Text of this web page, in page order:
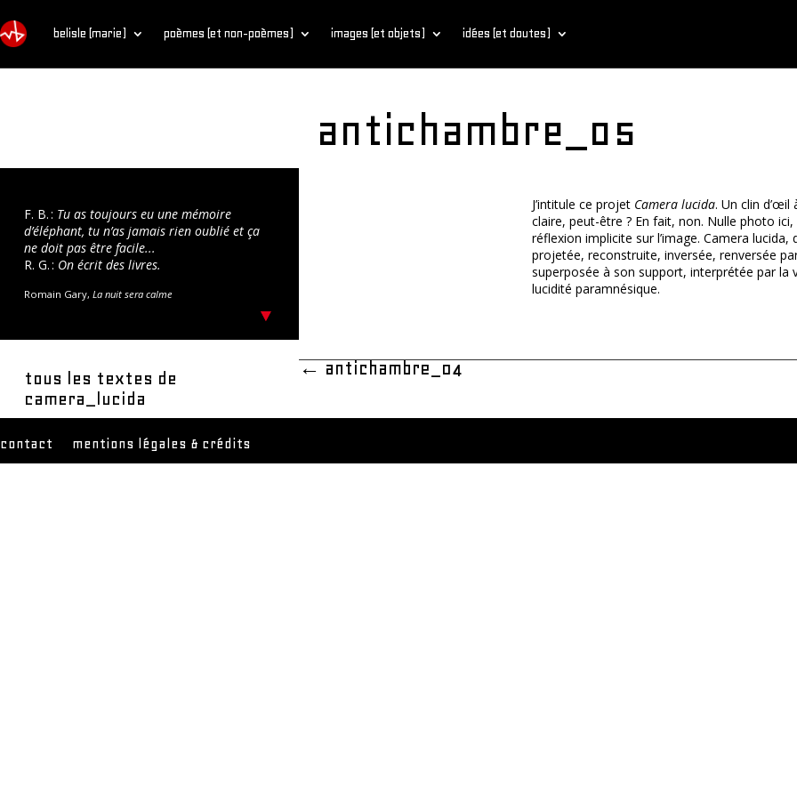
belisle (marie) poèmes (et non-poèmes) images (et objets) idées (et doutes)
F. B. : Tu as toujours eu une mémoire
d’éléphant, tu n’as jamais rien oublié et ça
ne doit pas être facile...
R. G. : On écrit des livres.
Romain Gary, La nuit sera calme
tous les textes de
camera_lucida
antichambre_05
J’intitule ce projet Camera lucida. Un clin d’œil
claire, peut-être ? En fait, non. Nulle photo ici,
réflexion implicite sur l’image. Camera lucida,
projetée, reconstruite, inversée, renversée
superposée à son support, interprétée par la
lucidité paramnésique.
← antichambre_04
contact mentions légales & crédits